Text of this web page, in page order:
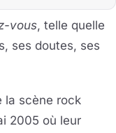
vous, telle quelle
ses doutes, ses
la scène rock
2005 où leur